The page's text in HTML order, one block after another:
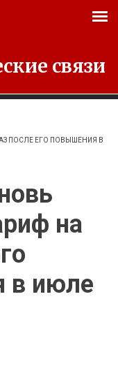
связи
ПОСЛЕ ЕГО ПОВЫШЕНИЯ В
на
в июле